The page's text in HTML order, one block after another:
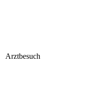
Arztbesuch